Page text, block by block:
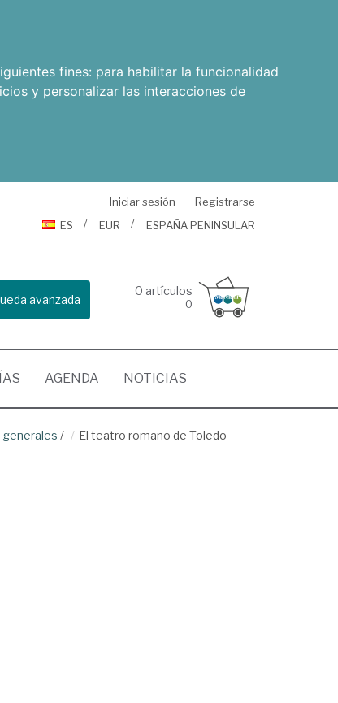
fines: para habilitar la funcionalidad
y personalizar las interacciones de
Iniciar sesión
Registrarse
ES
EUR ESPAÑA PENINSULAR
avanzada
0 artículos
0
AGENDA NOTICIAS
generales / El teatro romano de Toledo